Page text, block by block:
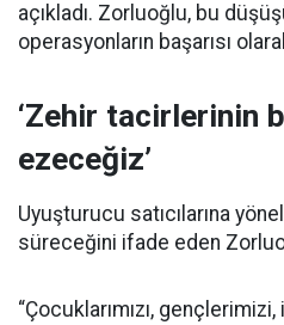
açıkladı. Zorluoğlu, bu
operasyonların başarısı
‘Zehir tacirlerinin
ezeceğiz’
Uyuşturucu satıcılarına
süreceğini ifade eden
“Çocuklarımızı,